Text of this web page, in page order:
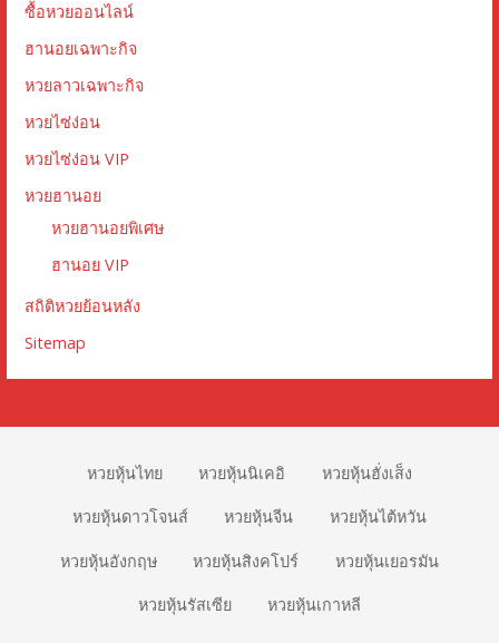
ซื้อหวยออนไลน์
ฮานอยเฉพาะกิจ
หวยลาวเฉพาะกิจ
หวยไซ่ง่อน
หวยไซ่ง่อน VIP
หวยฮานอย
หวยฮานอยพิเศษ
ฮานอย VIP
สถิติหวยย้อนหลัง
Sitemap
หวยหุ้นไทย หวยหุ้นนิเคอิ หวยหุ้นฮั่งเส็ง
หวยหุ้นดาวโจนส์ หวยหุ้นจีน หวยหุ้นไต้หวัน
หวยหุ้นอังกฤษ หวยหุ้นสิงคโปร์ หวยหุ้นเยอรมัน
หวยหุ้นรัสเซีย หวยหุ้นเกาหลี